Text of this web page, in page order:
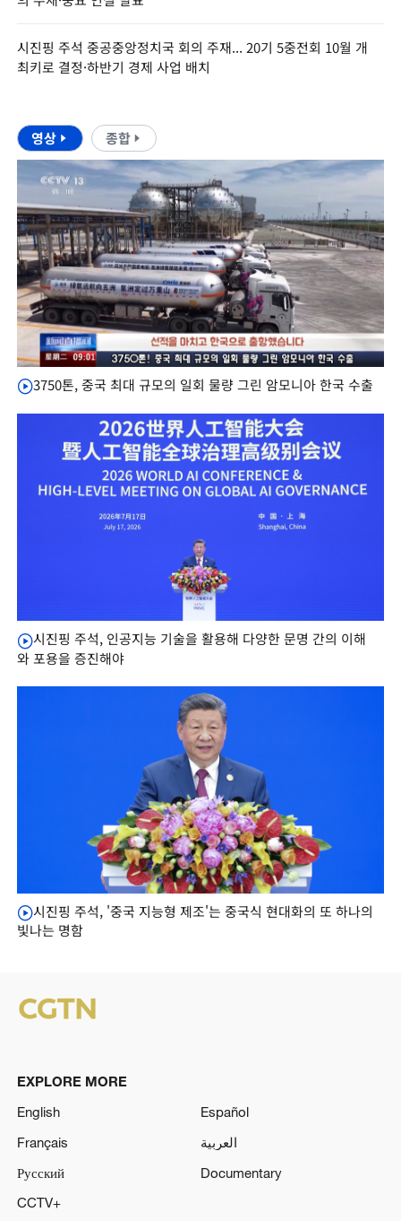
시진핑 주석 중공중앙정치국 회의 주재... 20기 5중전회 10월 개
최키로 결정·하반기 경제 사업 배치
영상 종합
3750톤, 중국 최대 규모의 일회 물량 그린 암모니아 한국 수출
시진핑 주석, 인공지능 기술을 활용해 다양한 문명 간의 이해
와 포용을 증진해야
시진핑 주석, '중국 지능형 제조'는 중국식 현대화의 또 하나의
빛나는 명함
EXPLORE MORE
English
Español
Français
العربية
Русский
Documentary
CCTV+